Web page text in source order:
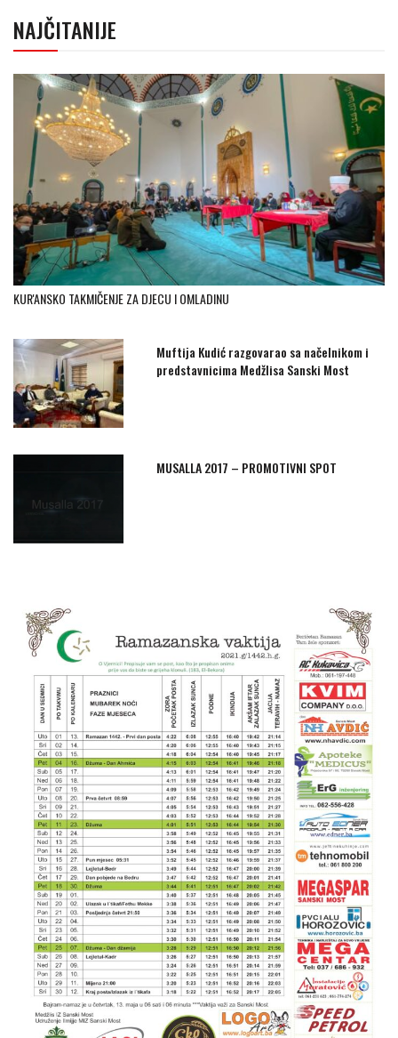
NAJČITANIJE
KUR'ANSKO TAKMIČENJE ZA DJECU I OMLADINU
Muftija Kudić razgovarao sa načelnikom i
predstavnicima Medžlisa Sanski Most
MUSALLA 2017 – PROMOTIVNI SPOT